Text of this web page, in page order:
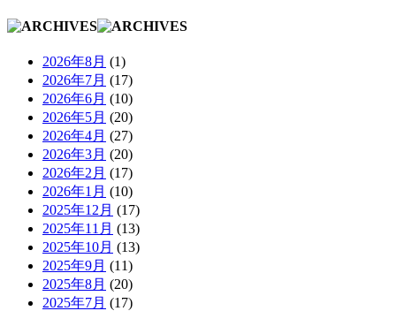
2026年8月 (1)
2026年7月 (17)
2026年6月 (10)
2026年5月 (20)
2026年4月 (27)
2026年3月 (20)
2026年2月 (17)
2026年1月 (10)
2025年12月 (17)
2025年11月 (13)
2025年10月 (13)
2025年9月 (11)
2025年8月 (20)
2025年7月 (17)